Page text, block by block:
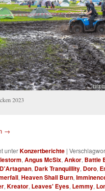
2023
→
unterKonzertberichte |
,Angus McSix,Ankor, Battle
D'Artagnan, Dark Tranquillity, Doro,
,Heaven Shall Burn,
,Kreator, Leaves' Eyes, Lemmy,